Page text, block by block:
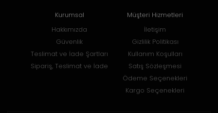
Kurumsal
Hakkımızda
Güvenlik
Teslimat ve İade Şartları
Sipariş, Teslimat ve İade
Müşteri Hizmetleri
İletişim
Gizlilik Politikası
Kullanım Koşulları
Satış Sözleşmesi
Ödeme Seçenekleri
Kargo Seçenekleri